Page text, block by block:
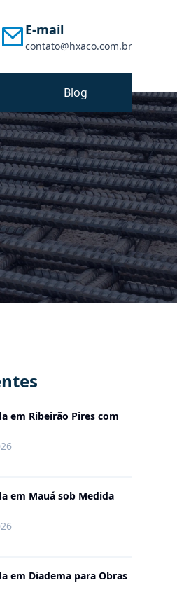
E-mail
contato@hxaco.com.br
Blog
em Ribeirão Pires com
em Mauá sob Medida
em Diadema para Obras